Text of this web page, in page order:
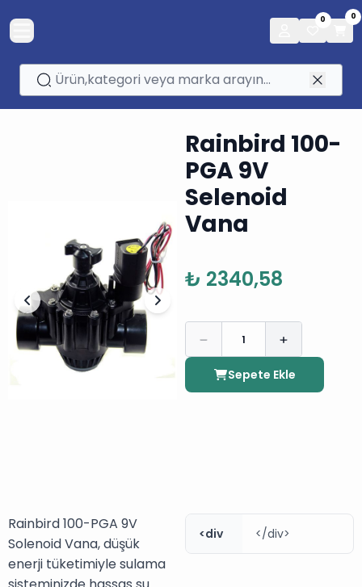
0 0
Rainbird 100-
PGA 9V
Selenoid
Vana
₺ 2340,58
1
Sepete Ekle
Rainbird 100-PGA 9V
Solenoid Vana, düşük
enerji tüketimiyle sulama
<div </div>